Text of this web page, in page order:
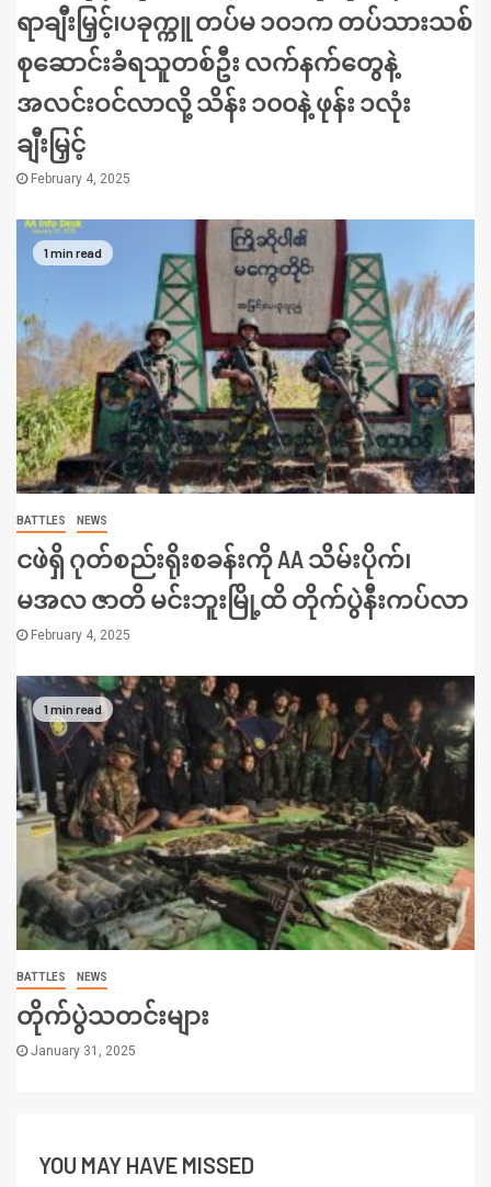
ရာချီးမြှင့်၊ပခုက္ကူ တပ်မ ၁၀၁က တပ်သားသစ်
စုဆောင်းခံရသူတစ်ဦး လက်နက်တွေနဲ့
အလင်းဝင်လာလို့ သိန်း ၁၀၀နဲ့ ဖုန်း ၁လုံး
ချီးမြှင့်
February 4, 2025
1 min read
BATTLES NEWS
ငဖဲရှိ ဂုတ်စည်းရိုးစခန်းကို AA သိမ်းပိုက်၊
မအလ ဇာတိ မင်းဘူးမြို့ထိ တိုက်ပွဲနီးကပ်လာ
February 4, 2025
1 min read
BATTLES NEWS
တိုက်ပွဲသတင်းများ
January 31, 2025
YOU MAY HAVE MISSED